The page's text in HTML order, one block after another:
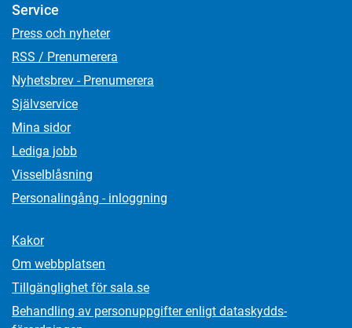
Service
Press och nyheter
RSS / Prenumerera
Nyhetsbrev - Prenumerera
Självservice
Mina sidor
Lediga jobb
Visselblåsning
Personalingång - inloggning
Kakor
Om webbplatsen
Tillgänglighet för sala.se
Behandling av personuppgifter enligt dataskydds­